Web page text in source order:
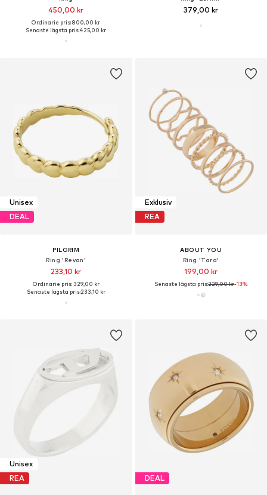
450,00 kr
Ordinarie pris: 800,00 kr
Senaste lägsta pris:425,00 kr
379,00 kr
Unisex
DEAL
PILGRIM
Ring 'Revan'
233,10 kr
Ordinarie pris: 329,00 kr
Senaste lägsta pris:233,10 kr
Exklusiv
REA
ABOUT YOU
Ring 'Tara'
199,00 kr
Senaste lägsta pris:229,00 kr-13%
Unisex
REA
DEAL